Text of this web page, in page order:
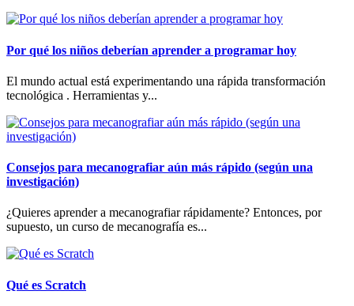
Por qué los niños deberían aprender a programar hoy
El mundo actual está experimentando una rápida transformación
tecnológica . Herramientas y...
Consejos para mecanografiar aún más rápido (según una
investigación)
¿Quieres aprender a mecanografiar rápidamente? Entonces, por
supuesto, un curso de mecanografía es...
Qué es Scratch